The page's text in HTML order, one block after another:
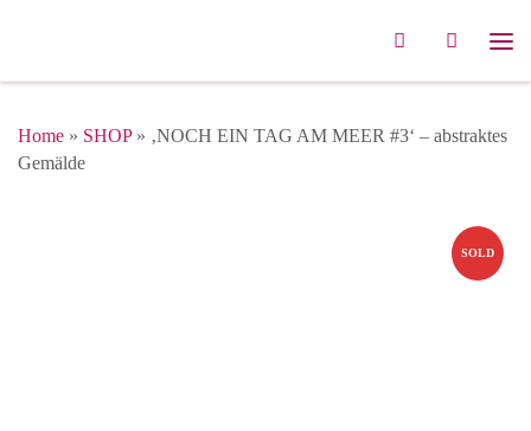
Search
Home » SHOP» ‚NOCH EIN TAG AM MEER #3‘ – abstraktes
Gemälde
SOLD